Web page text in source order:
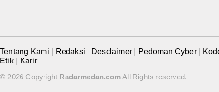
Tentang Kami Redaksi Desclaimer Pedoman Cyber
Etik
Karir
© 2026 Copyright Radarmedan.comAll Rights reserved.